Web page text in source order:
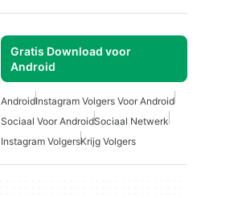
Gratis Download voor
Android
AndroidInstagram Volgers Voor Android
Sociaal Voor AndroidSociaal Netwerk
Instagram VolgersKrijg Volgers